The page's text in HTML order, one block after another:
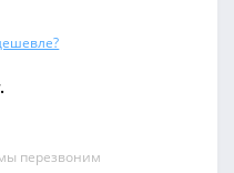
перезвоним